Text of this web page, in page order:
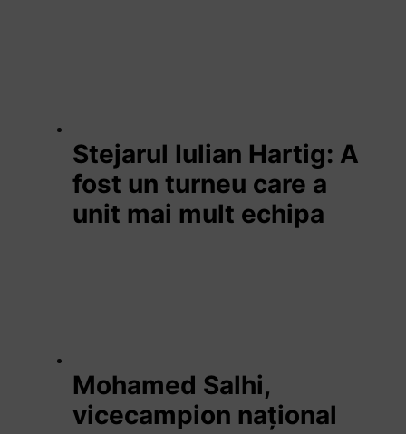
Stejarul Iulian Hartig: A
fost un turneu care a
unit mai mult echipa
Mohamed Salhi,
vicecampion național